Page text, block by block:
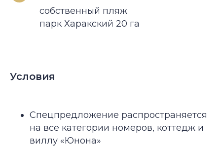
собственный пляж
парк Харакский 20 га
Условия
Спецпредложение распространяется
на все категории номеров, коттедж и
виллу «Юнона»